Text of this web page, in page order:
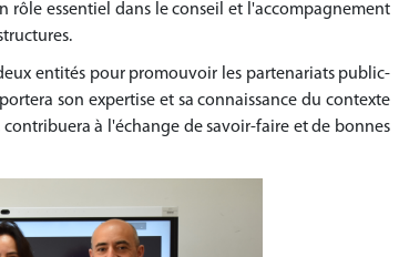
rôle essentiel dans le conseil et l'accompagnement
entités pour promouvoir les partenariats public-
son expertise et sa connaissance du contexte
à l'échange de savoir-faire et de bonnes